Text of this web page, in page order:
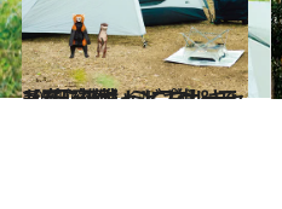
2021.6.20
【1日密着】ミニマルキャンプに挑戦！ ビギナーでも安心のキャンプ術＆モノ
ライフスタイル